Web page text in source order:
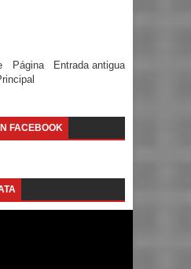
Entrada antigua
Página
FACEBOOK